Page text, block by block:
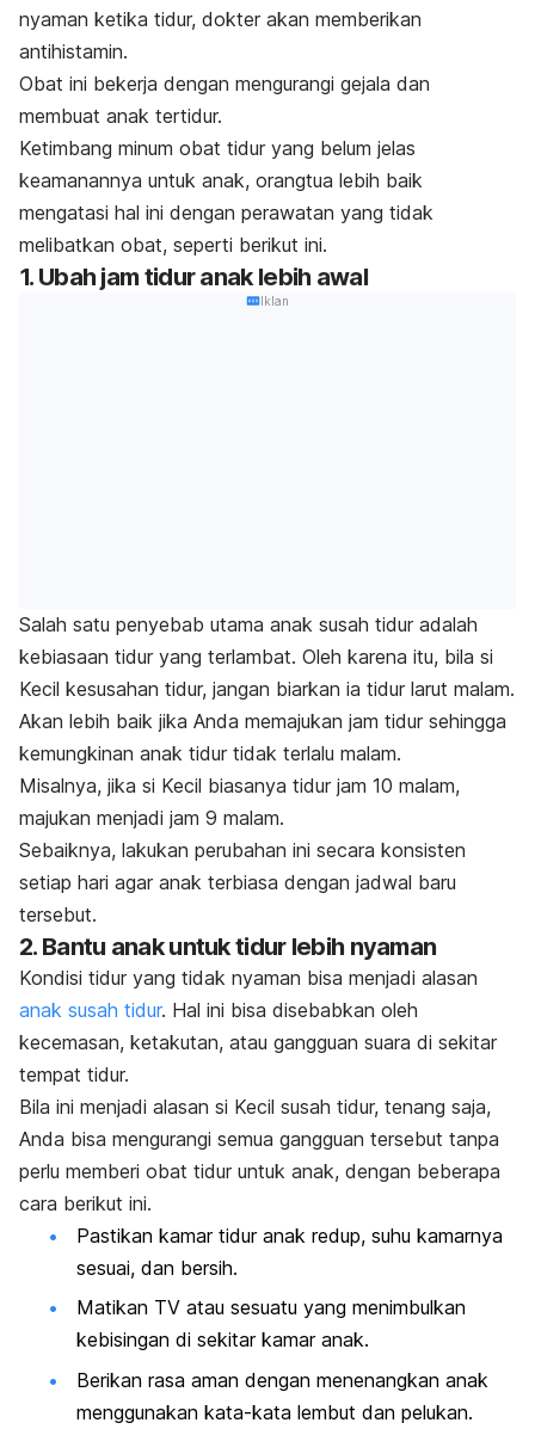
nyaman ketika tidur, dokter akan memberikan
antihistamin.
Obat ini bekerja dengan mengurangi gejala dan
membuat anak tertidur.
Ketimbang minum obat tidur yang belum jelas
keamanannya untuk anak, orangtua lebih baik
mengatasi hal ini dengan perawatan yang tidak
melibatkan obat, seperti berikut ini.
1. Ubah jam tidur anak lebih awal
Iklan
Salah satu penyebab utama anak susah tidur adalah
kebiasaan tidur yang terlambat. Oleh karena itu, bila si
Kecil kesusahan tidur, jangan biarkan ia tidur larut malam.
Akan lebih baik jika Anda memajukan jam tidur sehingga
kemungkinan anak tidur tidak terlalu malam.
Misalnya, jika si Kecil biasanya tidur jam 10 malam,
majukan menjadi jam 9 malam.
Sebaiknya, lakukan perubahan ini secara konsisten
setiap hari agar anak terbiasa dengan jadwal baru
tersebut.
2. Bantu anak untuk tidur lebih nyaman
Kondisi tidur yang tidak nyaman bisa menjadi alasan
anak susah tidur. Hal ini bisa disebabkan oleh
kecemasan, ketakutan, atau gangguan suara di sekitar
tempat tidur.
Bila ini menjadi alasan si Kecil susah tidur, tenang saja,
Anda bisa mengurangi semua gangguan tersebut tanpa
perlu memberi obat tidur untuk anak, dengan beberapa
cara berikut ini.
Pastikan kamar tidur anak redup, suhu kamarnya
sesuai, dan bersih.
Matikan TV atau sesuatu yang menimbulkan
kebisingan di sekitar kamar anak.
Berikan rasa aman dengan menenangkan anak
menggunakan kata-kata lembut dan pelukan.